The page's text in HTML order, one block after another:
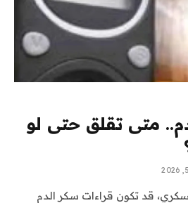
متى تقلق حتى لو
قد تكون قراءات سكر الدم